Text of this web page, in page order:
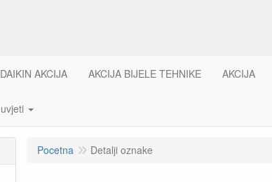
DAIKIN AKCIJA AKCIJA BIJELE TEHNIKE AKCIJA
Pocetna Detalji oznake